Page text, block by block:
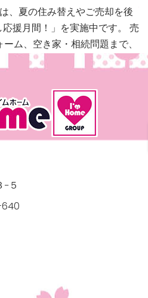
、夏の住み替えやご売却を後
援月間！」を実施中です。 売
ム、空き家・相続問題まで、
相談に幅広く対応いたしま […]
５
640